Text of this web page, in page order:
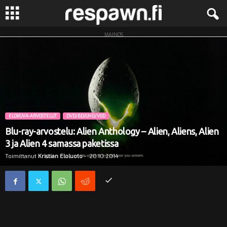
R
MAINOS
ELOKUVA-ARVOSTELUT DVD/BD/UHD/VOD
Blu-ray-arvostelu: Alien Anthology – Alien, Aliens, Alien
3 ja Alien 4 samassa paketissa
Toimittanut Kristian Eloluoto- 20.10.2014